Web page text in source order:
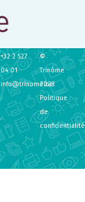
+32 2 527
04 01
info@trinome.be
©
Trinôme
2023
Politique
de
confidentialité